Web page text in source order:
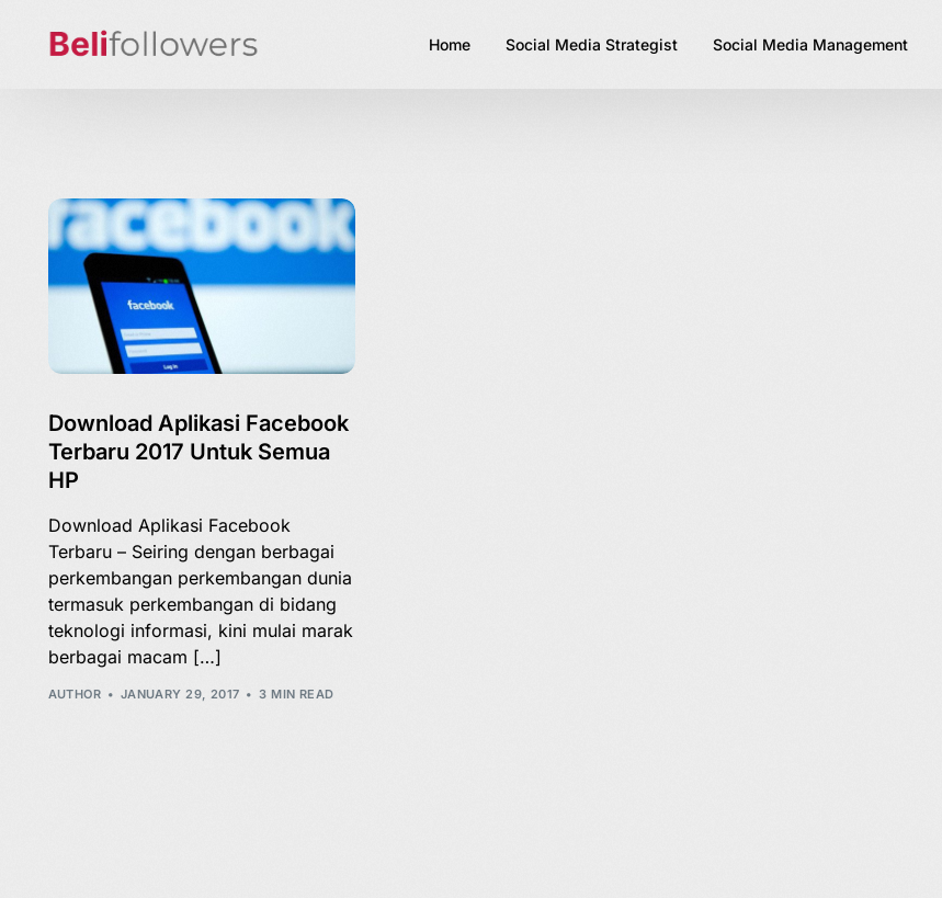
Home Social Media Strategist Social Media Management
Download Aplikasi Facebook
Terbaru 2017 Untuk Semua
HP
Download Aplikasi Facebook
Terbaru – Seiring dengan berbagai
perkembangan perkembangan dunia
termasuk perkembangan di bidang
teknologi informasi, kini mulai marak
berbagai macam […]
AUTHOR JANUARY 29, 2017 3 MIN READ